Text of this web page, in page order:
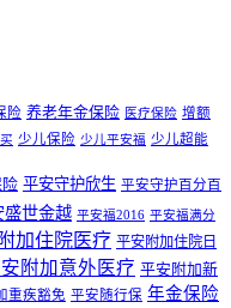
险 养老年金保险 医疗保险 增额
少儿保险 少儿平安福 少儿超能
平安守护欣生 平安守护百分百
盛世金越 平安福2016 平安福满分
加住院医疗 平安附加住院日
附加意外医疗 平安附加新
重疾豁免 平安随行保 年金保险